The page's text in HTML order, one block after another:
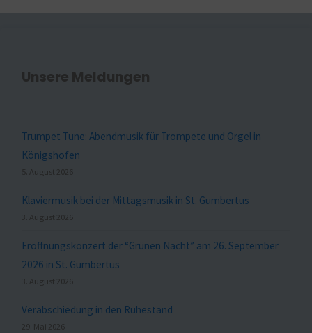
Unsere Meldungen
Trumpet Tune: Abendmusik für Trompete und Orgel in
Königshofen
5. August 2026
Klaviermusik bei der Mittagsmusik in St. Gumbertus
3. August 2026
Eröffnungskonzert der “Grünen Nacht” am 26. September
2026 in St. Gumbertus
3. August 2026
Verabschiedung in den Ruhestand
29. Mai 2026